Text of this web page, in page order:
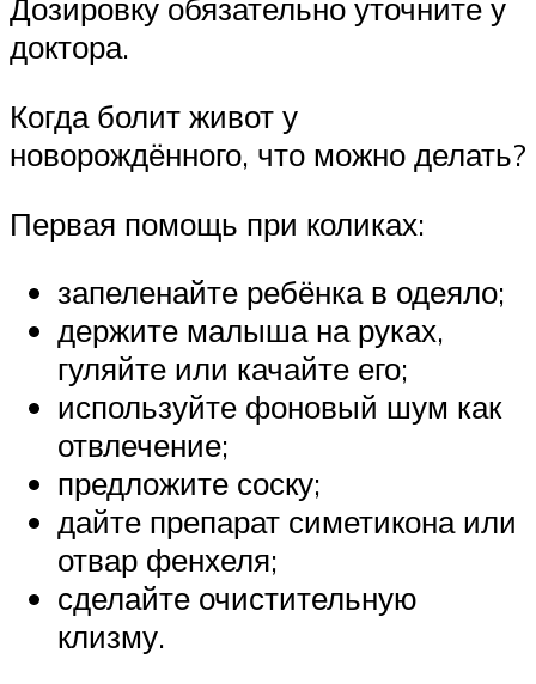
Дозировку обязательно уточните у
доктора.
Когда болит живот у
новорождённого, что можно делать?
Первая помощь при коликах:
запеленайте ребёнка в одеяло;
держите малыша на руках,
гуляйте или качайте его;
используйте фоновый шум как
отвлечение;
предложите соску;
дайте препарат симетикона или
отвар фенхеля;
сделайте очистительную
клизму.